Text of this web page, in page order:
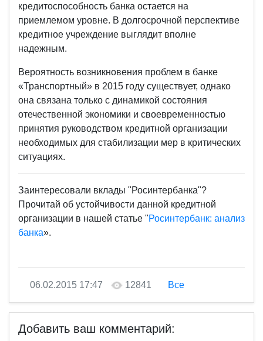
кредитоспособность банка остается на
приемлемом уровне. В долгосрочной перспективе
кредитное учреждение выглядит вполне
надежным.
Вероятность возникновения проблем в банке
«Транспортный» в 2015 году существует, однако
она связана только с динамикой состояния
отечественной экономики и своевременностью
принятия руководством кредитной организации
необходимых для стабилизации мер в критических
ситуациях.
Заинтересовали вклады "Росинтербанка"?
Прочитай об устойчивости данной кредитной
организации в нашей статье "Росинтербанк: анализ
банка».
06.02.2015 17:47 12841 Все
Добавить ваш комментарий: